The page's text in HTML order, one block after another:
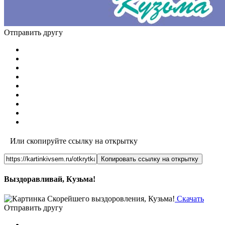
Отправить другу
Или скопируйте ссылку на открытку
Копировать ссылку на открытку
Выздоравливай, Кузьма!
Скачать
Отправить другу